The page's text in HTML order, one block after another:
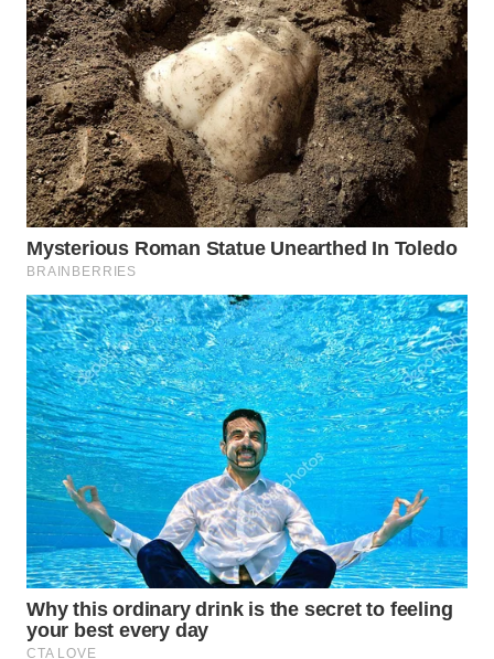
TANGERANG
WN
BINJAI
WN
CIREBON
WN
INDRAMAYU
WN
KUNINGAN
WN
MAJALENGKA
WN
SUBANG
WN
SUKABUMI
WN